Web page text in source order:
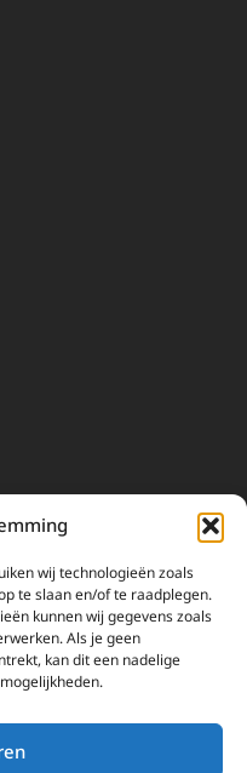
wij technologieën zoals
te slaan en/of te raadplegen.
kunnen wij gegevens zoals
Als je geen
kan dit een nadelige
door uw donaties.
inkomsten of